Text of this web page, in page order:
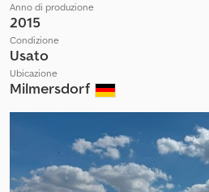
Anno di produzione
2015
Condizione
Usato
Ubicazione
Milmersdorf